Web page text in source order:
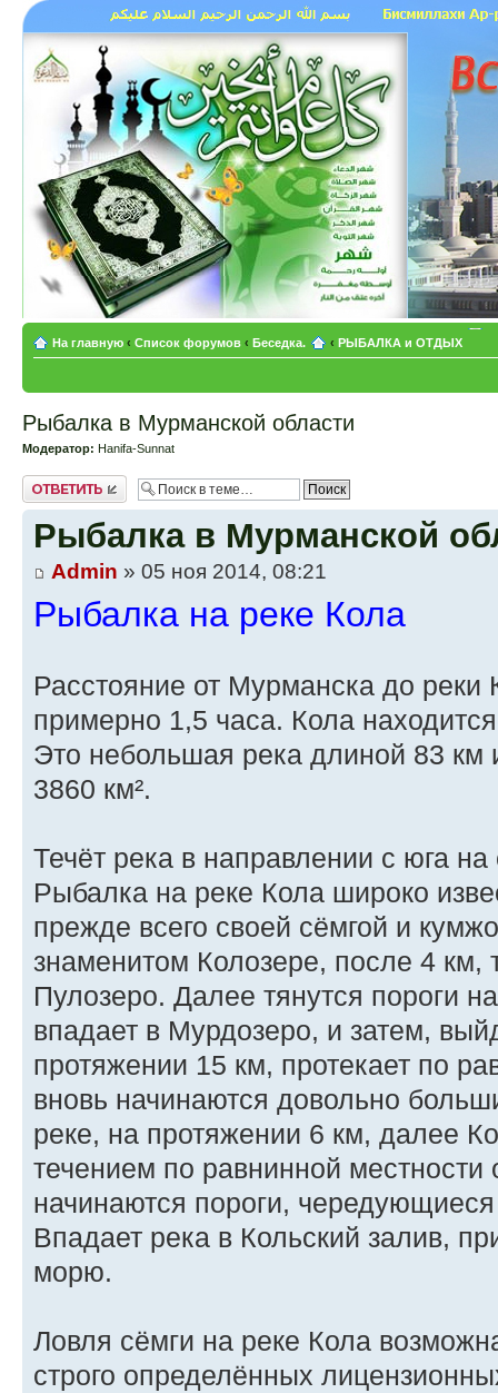
На главную ‹ Список форумов ‹ Беседка. ‹ РЫБАЛКА и ОТДЫХ
Рыбалка в Мурманской области
Модератор: Hanifa-Sunnat
Ответить
Рыбалка в Мурманской
Admin » 05 ноя 2014, 08:21
Рыбалка на реке Кола
Расстояние от Мурманска до
примерно 1,5 часа. Кола
Это небольшая река длиной 83
3860 км².
Течёт река в направлении с юга на
Рыбалка на реке Кола широко
прежде всего своей сёмгой и
знаменитом Колозере, после 4 км,
Пулозеро. Далее тянутся пороги
впадает в Мурдозеро, и затем,
протяжении 15 км, протекает по
вновь начинаются довольно
реке, на протяжении 6 км, далее
течением по равнинной
начинаются пороги,
Впадает река в Кольский залив,
морю.
Ловля сёмги на реке Кола
строго определённых